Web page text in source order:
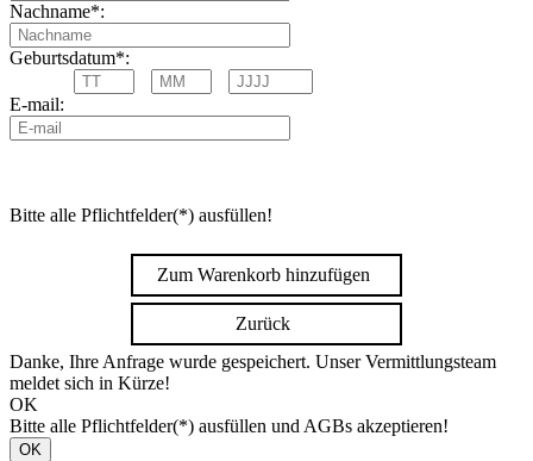
Nachname*:
Geburtsdatum*:
E-mail:
Bitte alle Pflichtfelder(*) ausfüllen!
Zum Warenkorb hinzufügen
Zurück
Danke, Ihre Anfrage wurde gespeichert. Unser Vermittlungsteam
meldet sich in Kürze!
OK
Bitte alle Pflichtfelder(*) ausfüllen und AGBs akzeptieren!
OK